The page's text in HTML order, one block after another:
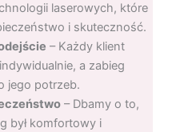
laserowych, które
i skuteczność.
– Każdy klient
a zabieg
jego potrzeb.
– Dbamy o to,
był komfortowy i